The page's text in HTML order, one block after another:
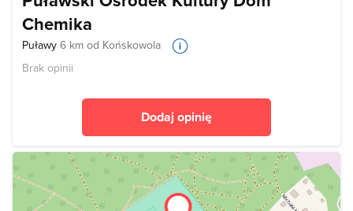
Chemika
Puławy 6 km od Końskowola
Brak opinii
Dodaj opinię